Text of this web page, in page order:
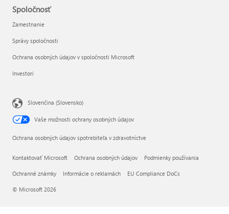
Spoločnosť
Zamestnanie
Správy spoločnosti
Ochrana osobných údajov v spoločnosti Microsoft
Investori
Slovenčina (Slovensko)
Vaše možnosti ochrany osobných údajov
Ochrana osobných údajov spotrebiteľa v zdravotníctve
Kontaktovať Microsoft Ochrana osobných údajov Podmienky používania
Ochranné známky Informácie o reklamách EU Compliance DoCs
© Microsoft 2026